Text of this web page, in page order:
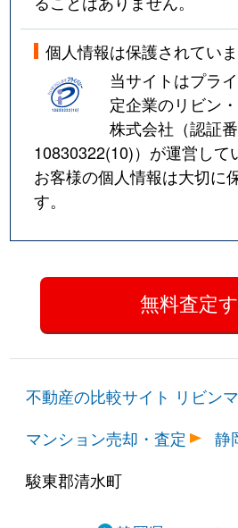
個人情報は保護されてい
当サイトはプラ
定企業のリビン
株式会社（認証番
10830322(10)）が運営して
お客様の個人情報は大切に
す。
不動産の比較サイト リビン
マンション売却・査定
静
駿東郡清水町